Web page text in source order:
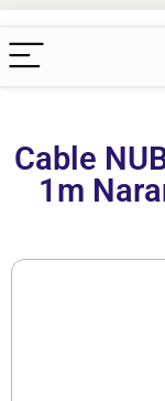
Cable
1m